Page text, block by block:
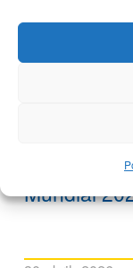
segundo
Mundial